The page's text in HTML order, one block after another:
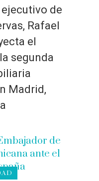
de
Rafael
el
segunda
Madrid,